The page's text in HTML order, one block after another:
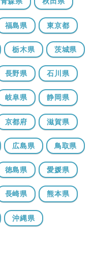
福島県 東京都
栃木県 茨城県
長野県 石川県
岐阜県 静岡県
京都府 滋賀県
広島県 鳥取県
徳島県 愛媛県
長崎県 熊本県
沖縄県